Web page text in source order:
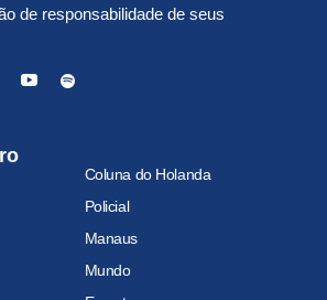
de responsabilidade de seus
Coluna do Holanda
Policial
Manaus
Mundo